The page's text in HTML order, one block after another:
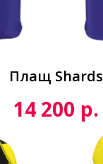
Плащ Shards
14 200 р.